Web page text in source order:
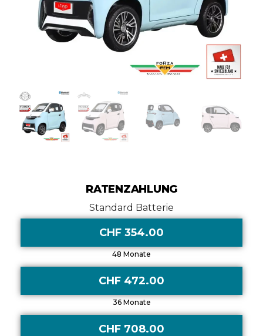
RATENZAHLUNG
Standard Batterie
CHF 354.00
48 Monate
CHF 472.00
36 Monate
CHF 708.00